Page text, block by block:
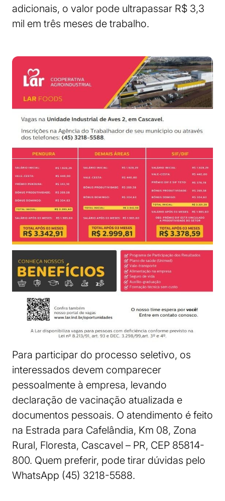
adicionais, o valor pode ultrapassar R$ 3,3
mil em três meses de trabalho.
Para participar do processo seletivo, os
interessados devem comparecer
pessoalmente à empresa, levando
declaração de vacinação atualizada e
documentos pessoais. O atendimento é feito
na Estrada para Cafelândia, Km 08, Zona
Rural, Floresta, Cascavel – PR, CEP 85814-
800. Quem preferir, pode tirar dúvidas pelo
WhatsApp (45) 3218-5588.